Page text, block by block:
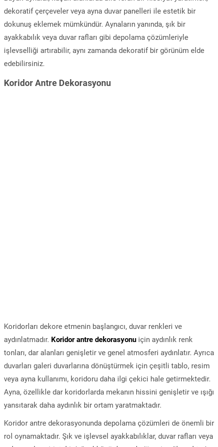
dekoratif çerçeveler veya ayna duvar panelleri ile estetik bir
dokunuş eklemek mümkündür. Aynaların yanında, şık bir
ayakkabılık veya duvar rafları gibi depolama çözümleriyle
işlevselliği artırabilir, aynı zamanda dekoratif bir görünüm elde
edebilirsiniz.
Koridor Antre Dekorasyonu
Koridorları dekore etmenin başlangıcı, duvar renkleri ve
aydınlatmadır. Koridor antre dekorasyonu için aydınlık renk
tonları, dar alanları genişletir ve genel atmosferi aydınlatır. Ayrıca
duvarları galeri duvarlarına dönüştürmek için çeşitli tablo, resim
veya ayna kullanımı, koridoru daha ilgi çekici hale getirmektedir.
Ayna, özellikle dar koridorlarda mekanın hissini genişletir ve ışığı
yansıtarak daha aydınlık bir ortam yaratmaktadır.
Koridor antre dekorasyonunda depolama çözümleri de önemli bir
rol oynamaktadır. Şık ve işlevsel ayakkabılıklar, duvar rafları veya